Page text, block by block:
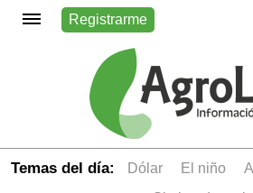
Registrarme
Temas del día: dólar el niño